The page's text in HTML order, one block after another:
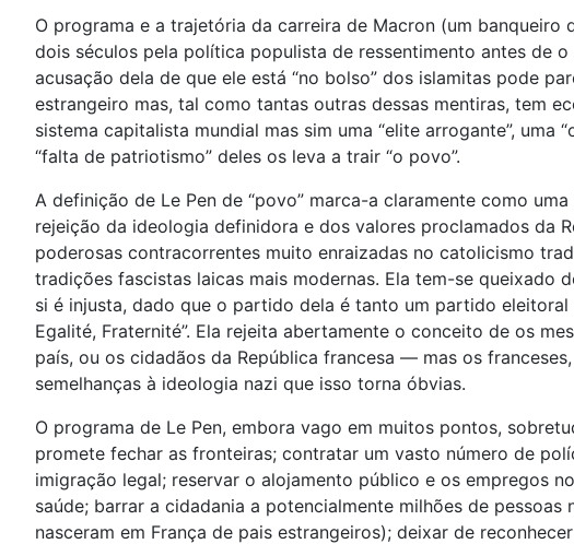
O programa e a trajetória da carreira de Macron (um
dois séculos pela política populista de ressentimento antes de
acusação dela de que ele está “no bolso” dos islamitas pode
estrangeiro mas, tal como tantas outras dessas mentiras, tem
sistema capitalista mundial mas sim uma “elite arrogante”,
“falta de patriotismo” deles os leva a trair “o povo”.
A definição de Le Pen de “povo” marca-a claramente como
rejeição da ideologia definidora e dos valores proclamados da
poderosas contracorrentes muito enraizadas no catolicismo
tradições fascistas laicas mais modernas. Ela tem-se queixado
si é injusta, dado que o partido dela é tanto um partido
Egalité, Fraternité”. Ela rejeita abertamente o conceito de os
país, ou os cidadãos da República francesa — mas os
semelhanças à ideologia nazi que isso torna óbvias.
O programa de Le Pen, embora vago em muitos pontos,
promete fechar as fronteiras; contratar um vasto número de
imigração legal; reservar o alojamento público e os empregos
saúde; barrar a cidadania a potencialmente milhões de
nasceram em França de pais estrangeiros); deixar de